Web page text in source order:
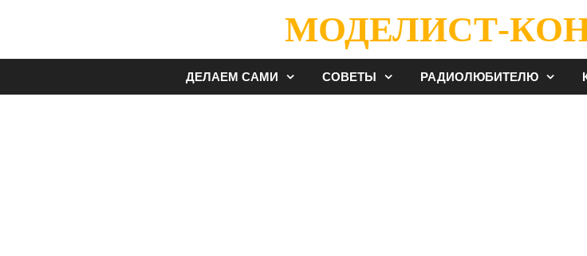
МОДЕЛИСТ-
ДЕЛАЕМ САМИ СОВЕТЫ РАДИОЛЮБИТЕЛЮ